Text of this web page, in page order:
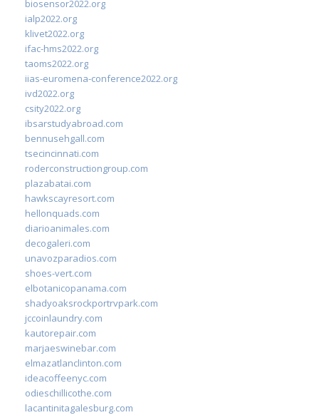
biosensor2022.org
ialp2022.org
klivet2022.org
ifac-hms2022.org
taoms2022.org
iias-euromena-conference2022.org
ivd2022.org
csity2022.org
ibsarstudyabroad.com
bennusehgall.com
tsecincinnati.com
roderconstructiongroup.com
plazabatai.com
hawkscayresort.com
hellonquads.com
diarioanimales.com
decogaleri.com
unavozparadios.com
shoes-vert.com
elbotanicopanama.com
shadyoaksrockportrvpark.com
jccoinlaundry.com
kautorepair.com
marjaeswinebar.com
elmazatlanclinton.com
ideacoffeenyc.com
odieschillicothe.com
lacantinitagalesburg.com